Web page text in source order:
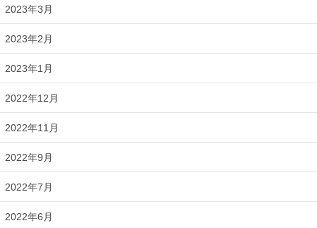
2023年3月
2023年2月
2023年1月
2022年12月
2022年11月
2022年9月
2022年7月
2022年6月